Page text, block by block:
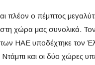
πλέον ο πέμπτος
χώρα μας συνολικά.
ΗΑΕ υποδέχτηκε τον
και οι δύο χώρες